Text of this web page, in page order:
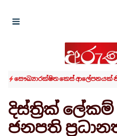
නිවසේදීම සාදන හැටි
දිස්ත්‍රික්
ජනපති